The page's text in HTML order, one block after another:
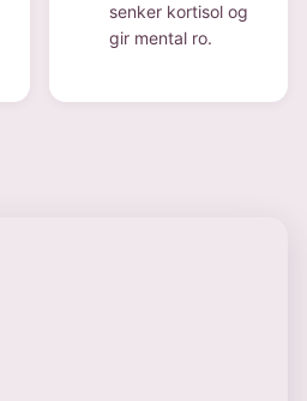
senker kortisol og
gir mental ro.